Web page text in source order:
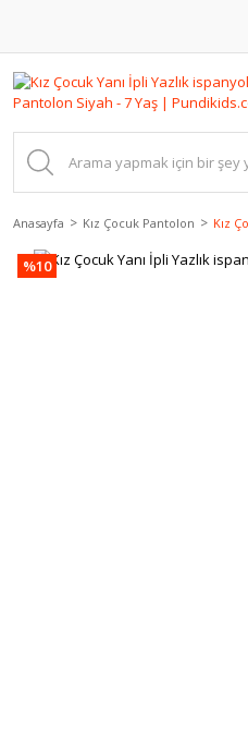
Anasayfa Kız Çocuk Pantolon Kız
%10